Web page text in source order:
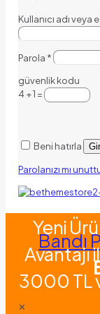
Kullanıcı adı
Parola *
güvenlik kodu
4 + 1 =
Beni hatırla
Parolanızı mı
Yeni
Bandı
Avantajı
3000 TL
✕